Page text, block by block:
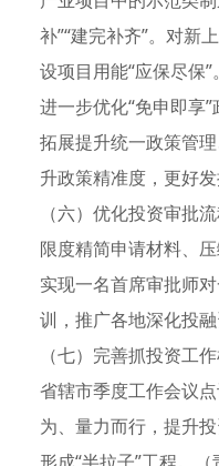
补”“建完补齐”。对新
设项目用能“应保尽保
进一步优化“免申即享
拓展提升统一政策管
升政策精准度，更好
（六）优化投资审批
限度精简申请材料、
实现一名首席审批师
训，推广各地深化投
（七）完善抓投资工
省辖市季度工作会议
为、量力而行，提升